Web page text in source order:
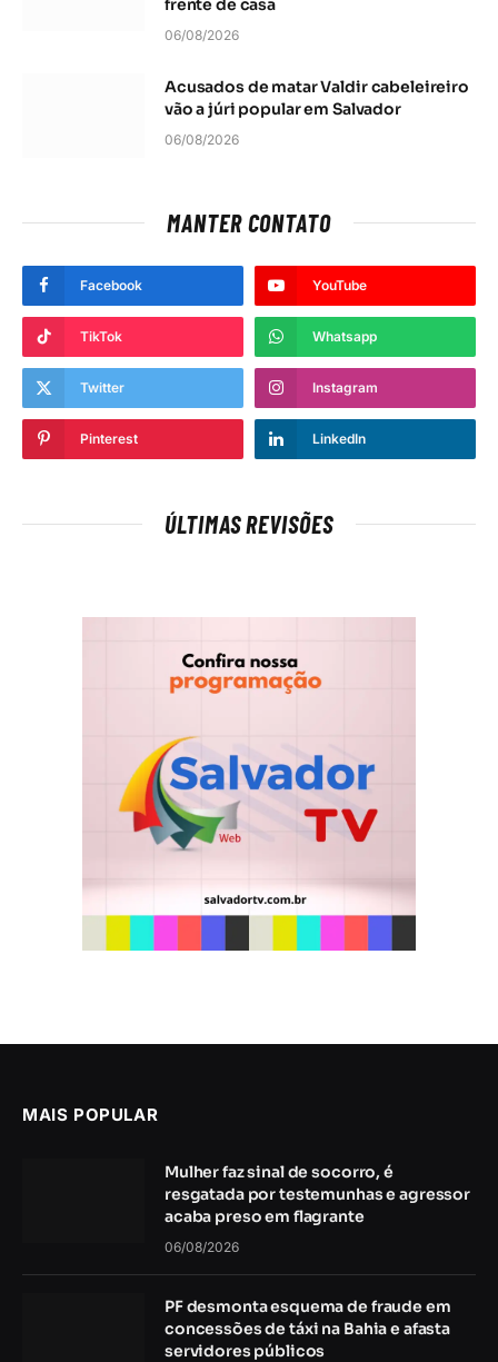
06/08/2026
Acusados de matar Valdir cabeleireiro
vão a júri popular em Salvador
06/08/2026
MANTER CONTATO
Facebook YouTube
TikTok Whatsapp
Twitter Instagram
Pinterest LinkedIn
ÚLTIMAS REVISÕES
MAIS POPULAR
Mulher faz sinal de socorro, é
resgatada por testemunhas e agressor
acaba preso em flagrante
06/08/2026
PF desmonta esquema de fraude em
concessões de táxi na Bahia e afasta
servidores públicos